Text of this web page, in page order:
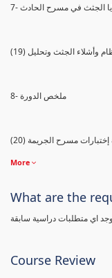
الجثث في مسرح الحادث
8- ملخص الدورة
إختبارات مسرح الجريمة
More
What are the
اي متطلبات دراسية سابقة
Course Review